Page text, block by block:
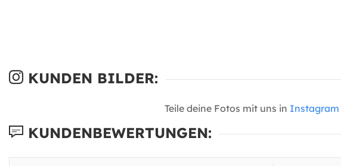
KUNDEN BILDER:
Teile deine Fotos mit uns in Instagram
KUNDENBEWERTUNGEN: